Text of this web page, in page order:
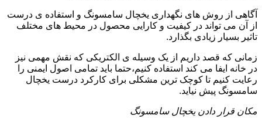
آگاهی از روش های نگهداری یخچال سامسونگ و استفاده ی درست
از آن می تواند در کیفیت و کارایی محصول در محیط های مختلف
تاثیر بسیار زیادی بگذارد.
زمانی که قصد داریم از یک وسیله ی الکتریکی که نقش مهمی نیز
در خانه ایفا می کند استفاده کنیم،حتما باید تمامی اصول ایمنی را
رعایت کنیم تا کوچک ترین مشکلی برای کارکرد درست یخچال
سامسونگ پیش نیاید.
مکان قرار دادن یخچال سامسونگ